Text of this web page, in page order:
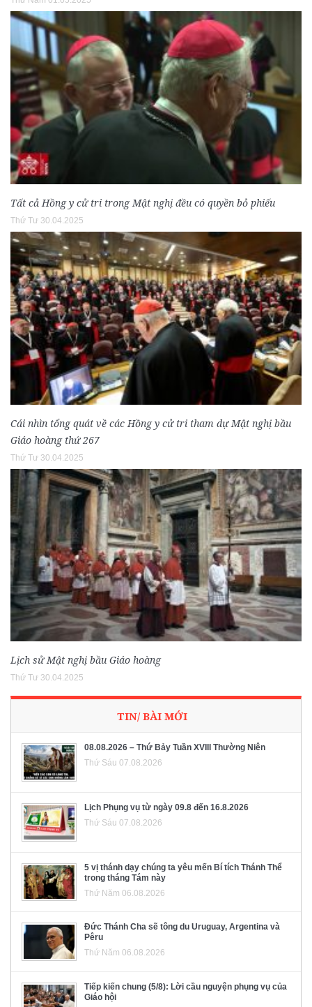
Tất cả Hồng y cử tri trong Mật nghị đều có quyền bỏ phiếu
Thứ Tư 30.04.2025
Cái nhìn tổng quát về các Hồng y cử tri tham dự Mật nghị bầu
Giáo hoàng thứ 267
Thứ Tư 30.04.2025
Lịch sử Mật nghị bầu Giáo hoàng
Thứ Tư 30.04.2025
TIN/ BÀI MỚI
08.08.2026 – Thứ Bảy Tuần XVIII Thường Niên
Thứ Sáu 07.08.2026
Lịch Phụng vụ từ ngày 09.8 đến 16.8.2026
Thứ Sáu 07.08.2026
5 vị thánh dạy chúng ta yêu mến Bí tích Thánh Thể
trong tháng Tám này
Thứ Năm 06.08.2026
Đức Thánh Cha sẽ tông du Uruguay, Argentina và
Pêru
Thứ Năm 06.08.2026
Tiếp kiến chung (5/8): Lời cầu nguyện phụng vụ của
Giáo hội